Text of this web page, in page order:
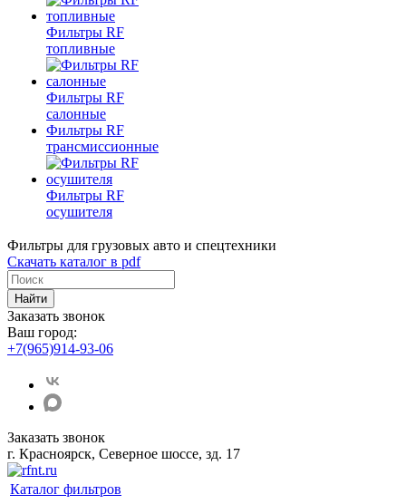
Фильтры RF
топливные
Фильтры RF
салонные
Фильтры RF
трансмиссионные
Фильтры RF
осушителя
Фильтры для грузовых авто и спецтехники
Скачать каталог в pdf
Найти
Заказать звонок
Ваш город:
+7(965)914-93-06
Заказать звонок
г. Красноярск, Северное шоссе, зд. 17
Каталог фильтров